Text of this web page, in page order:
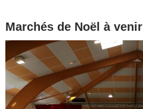
Marchés de Noël à venir